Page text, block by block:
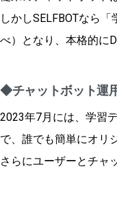
しかしSELFBOTなら
べ）となり、本格的に
◆チャットボット運
2023年7月には、学習
で、誰でも簡単にオリ
さらにユーザーとチャ